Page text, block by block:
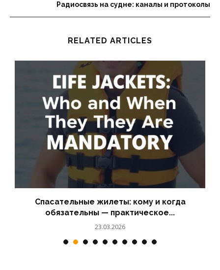
Радиосвязь на судне: каналы и протоколы
RELATED ARTICLES
Спасательные жилеты: кому и когда
обязательны — практическое...
23.03.2026